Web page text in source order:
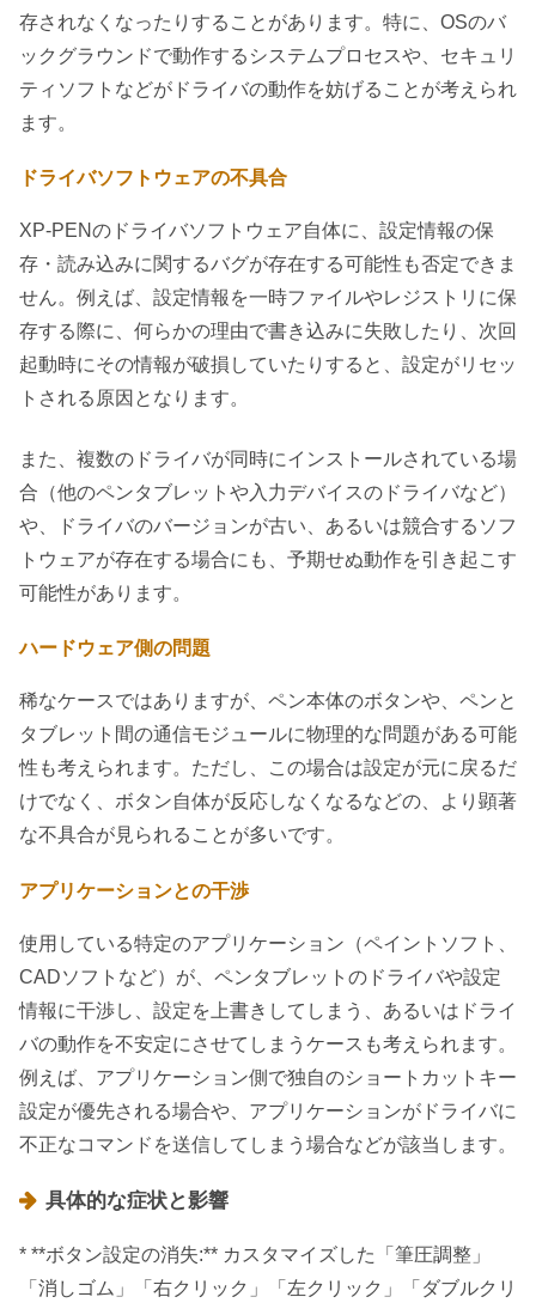
存されなくなったりすることがあります。特に、OSのバ
ックグラウンドで動作するシステムプロセスや、セキュリ
ティソフトなどがドライバの動作を妨げることが考えられ
ます。
ドライバソフトウェアの不具合
XP-PENのドライバソフトウェア自体に、設定情報の保
存・読み込みに関するバグが存在する可能性も否定できま
せん。例えば、設定情報を一時ファイルやレジストリに保
存する際に、何らかの理由で書き込みに失敗したり、次回
起動時にその情報が破損していたりすると、設定がリセッ
トされる原因となります。
また、複数のドライバが同時にインストールされている場
合（他のペンタブレットや入力デバイスのドライバなど）
や、ドライバのバージョンが古い、あるいは競合するソフ
トウェアが存在する場合にも、予期せぬ動作を引き起こす
可能性があります。
ハードウェア側の問題
稀なケースではありますが、ペン本体のボタンや、ペンと
タブレット間の通信モジュールに物理的な問題がある可能
性も考えられます。ただし、この場合は設定が元に戻るだ
けでなく、ボタン自体が反応しなくなるなどの、より顕著
な不具合が見られることが多いです。
アプリケーションとの干渉
使用している特定のアプリケーション（ペイントソフト、
CADソフトなど）が、ペンタブレットのドライバや設定
情報に干渉し、設定を上書きしてしまう、あるいはドライ
バの動作を不安定にさせてしまうケースも考えられます。
例えば、アプリケーション側で独自のショートカットキー
設定が優先される場合や、アプリケーションがドライバに
不正なコマンドを送信してしまう場合などが該当します。
具体的な症状と影響
* **ボタン設定の消失:** カスタマイズした「筆圧調整」
「消しゴム」「右クリック」「左クリック」「ダブルクリ